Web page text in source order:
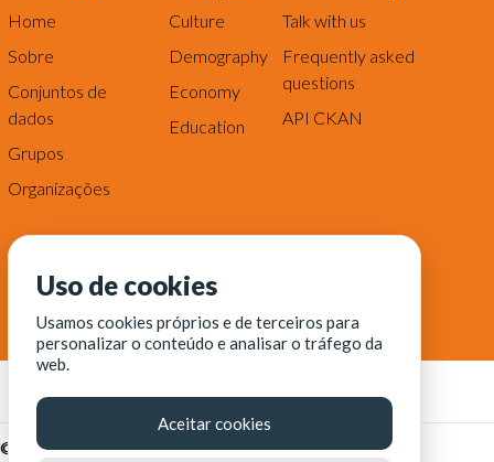
Home
Sobre
Conjuntos de
dados
Grupos
Organizações
Culture
Demography
Economy
Education
Talk with us
Frequently asked
questions
API CKAN
© Fortaleza Digital || CITINOVA - Fundação de Ciência,
Uso de cookies
Usamos cookies próprios e de terceiros para
personalizar o conteúdo e analisar o tráfego da
web.
Aceitar cookies